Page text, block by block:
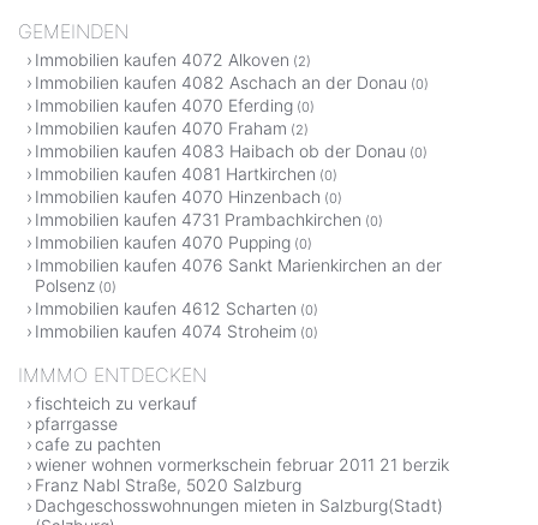
GEMEINDEN
Immobilien kaufen 4072 Alkoven (2)
Immobilien kaufen 4082 Aschach an der Donau (0)
Immobilien kaufen 4070 Eferding (0)
Immobilien kaufen 4070 Fraham (2)
Immobilien kaufen 4083 Haibach ob der Donau (0)
Immobilien kaufen 4081 Hartkirchen (0)
Immobilien kaufen 4070 Hinzenbach (0)
Immobilien kaufen 4731 Prambachkirchen (0)
Immobilien kaufen 4070 Pupping (0)
Immobilien kaufen 4076 Sankt Marienkirchen an der
Polsenz (0)
Immobilien kaufen 4612 Scharten (0)
Immobilien kaufen 4074 Stroheim (0)
IMMMO ENTDECKEN
fischteich zu verkauf
pfarrgasse
cafe zu pachten
wiener wohnen vormerkschein februar 2011 21 berzik
Franz Nabl Straße, 5020 Salzburg
Dachgeschosswohnungen mieten in Salzburg(Stadt)